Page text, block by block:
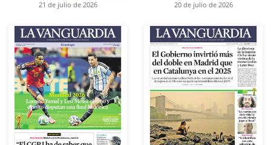
21 de julio de 2026 20 de julio de 2026